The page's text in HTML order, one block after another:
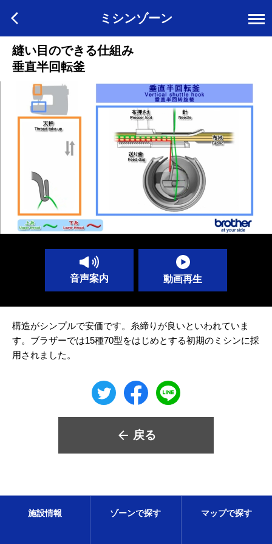
ミシンゾーン
縫い目のできる仕組み
垂直半回転釜
音声案内 動画再生
構造がシンプルで安価です。糸締りが良いといわれていま
す。ブラザーでは15種70型をはじめとする初期のミシンに採
用されました。
戻る
施設情報 ゾーンで探す マップで探す